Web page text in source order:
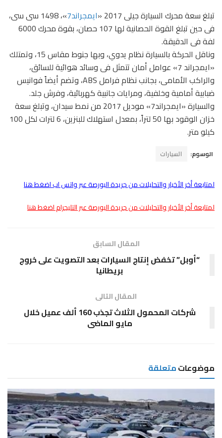
تبلغ سعة محرك السيارة جيلى 2017 « ايمجراند7
»، 1498 سى سى،
فى حين تبلغ القوة الحصانية لها 107 حصان، بقوة محرك 6000
لفة فى الدقيقة.
وناقل الحركة بالسيارة نظام يدوي، وبها جنوط مقاس 15، وتمتلك
«ايمجراند 7» عوامل أمان تتمثل فى وسائد هوائية للسائق،
والراكب الأمامى، بجانب نظام فرامل ABS، وتضم أيضاً فوانيس
ضبابية أمامية وخلفية، ومرايات جانبية كهربائية، وفرش جلد.
والسيارة «ايمجراند7» موديل 2017 من نمط سيدان، وتبلغ سعة
خزان الوقود بها 50 لتراً، بمعدل استهلاك للبنزين، 6 لترات لكل 100
كيلو متر.
الوسوم: السيارات
لمتابعة أخر الأخبار والتحليلات من جريدة البورصة عبر واتس اب اضغط هنا
لمتابعة أخر الأخبار والتحليلات من جريدة البورصة عبر التليجرام اضغط هنا
المقال السابق
“أوبل” تخفض إنتاج السيارات بعد التصويت على خروج
بريطانيا
المقال التالى
شركات المحمول الثلاث تجذب 160 ألف عميل خلال
مايو الماضى
موضوعاتمتعلقة